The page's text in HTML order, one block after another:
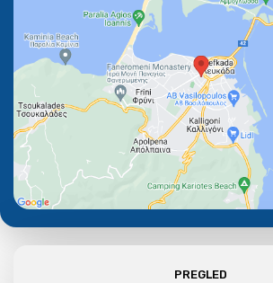
PREGLED